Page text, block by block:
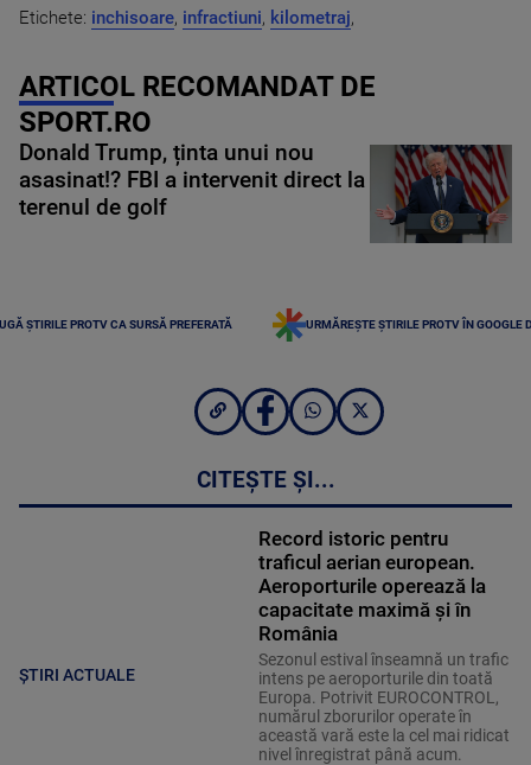
Etichete: inchisoare, infractiuni, kilometraj,
ARTICOL RECOMANDAT DE
SPORT.RO
Donald Trump, ținta unui nou
asasinat!? FBI a intervenit direct la
terenul de golf
ȘTIRILE PROTV CA SURSĂ PREFERATĂ URMĂREȘTE ȘTIRILE PROTV ÎN GOOGLE
CITEȘTE ȘI...
ȘTIRI ACTUALE
Record istoric pentru
traficul aerian european.
Aeroporturile operează la
capacitate maximă și în
România
Sezonul estival înseamnă un trafic
intens pe aeroporturile din toată
Europa. Potrivit EUROCONTROL,
numărul zborurilor operate în
această vară este la cel mai ridicat
nivel înregistrat până acum.